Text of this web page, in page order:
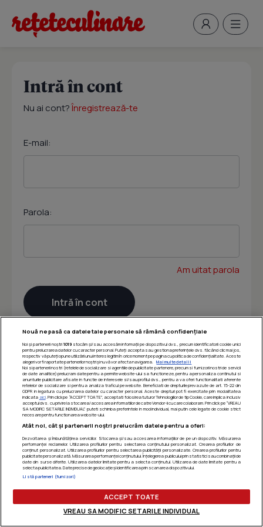
Intră în cont
Nu ai cont?Înregistrează-te
E-mail:
Parola:
Am uitat parola
Nouă ne pasă ca datele tale personale să rămână confidențiale
Noi și partenerii noștri 1019stocăm și/sau accesăm informații pe dispozitivul dvs., precum identificatorii cookie unici
pentru prelucrarea datelor cu caracter personal. Puteți accepta sau gestiona preferințele dvs. făcând clic mai jos,
respectiv vă puteți opune utilizării unui interes legitim în orice moment pe pagina cu politica de confidențialitate. Aceste
alegeri vor fi raportate partenerilor noștri și nu vă vor afecta navigarea.
Mai multe detalii
Noi si partenerii nostri (retelele de socializare si agentiile de publicitate partenere, precum si furnizorii nostri de servicii
de date analitice) prelucram date pentru a permite website-ului sa functioneze, pentru a personaliza continutul si
anunturile publicitare afisate in functie de interesele si/sau profilul dvs., pentru a va oferi functionalitati aferente
retelelor de socializare si pentru a analiza traficul pe website. Beneficiati de drepturile prevazute de art. 15-22 din
GDPR in legatura cu prelucrarea datelor cu caracter personal. Aceste drepturi pot fi exercitate prin modalitatea
indicata aici. Prin click pe “ACCEPT TOATE”, acceptati folosirea tuturor Tehnologiilor de tip Cookie, care implica inclusiv
acceptul dvs. cu privire la stocarea/accesarea informatiilor de catre Vendor-ii cu care colaboram. Prin click pe “VREAU
SA MODIFIC SETARILE INDIVIDUAL” puteti schimba preferintele in mod individual, mai putin cele legate de cookie strict
necesare pentru functionarea website-ului.
Atât noi, cât și partenerii noștri prelucrăm datele pentru a oferi:
Dezvoltarea și îmbunătățirea serviciilor. Stocarea și/sau accesarea informațiilor de pe un dispozitiv. Măsurarea
performanței reclamelor. Utilizarea profilurilor pentru selectarea conținutului personalizat. Crearea profilurilor de
conținut personalizat. Utilizarea profilurilor pentru selectarea publicității personalizate. Crearea profilurilor pentru
publicitate personalizată. Măsurarea performanței conținutului. Înțelegerea publicului prin statistici sau combinații de
date din surse diferite. Utilizarea datelor limitate pentru a selecta conținutul. Utilizarea de date limitate pentru a
selecta publicitatea. Date precise de geolocație și identificarea prin scanarea dispozitivului.
Listă parteneri (furnizori)
ACCEPT TOATE
VREAU SA MODIFIC SETARILE INDIVIDUAL